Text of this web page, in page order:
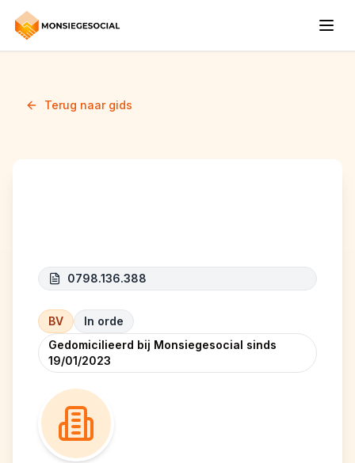
Terug naar gids
0798.136.388
BV
In orde
Gedomicilieerd bij Monsiegesocial sinds
19/01/2023